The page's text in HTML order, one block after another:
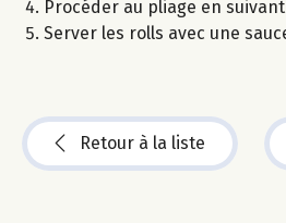
Procéder au pliage en
Server les rolls avec une
Retour à la liste